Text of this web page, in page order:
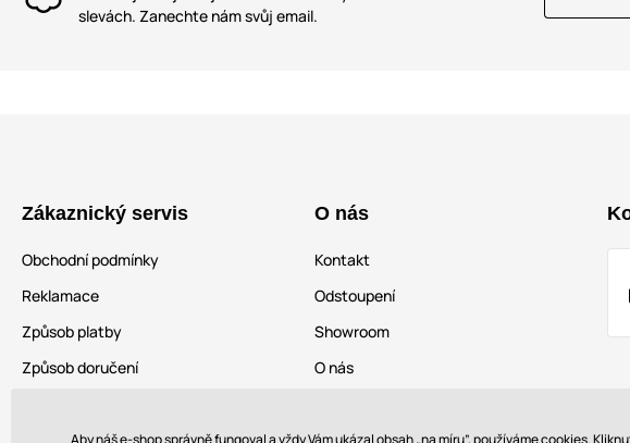
slevách. Zanechte nám svůj email.
Zákaznický servis
Obchodní podmínky
Reklamace
Způsob platby
Způsob doručení
O nás
Kontakt
Odstoupení
Showroom
O nás
Aby náš e-shop správně fungoval a vždy Vám ukázal obsah „na míru”, používáme cookies.